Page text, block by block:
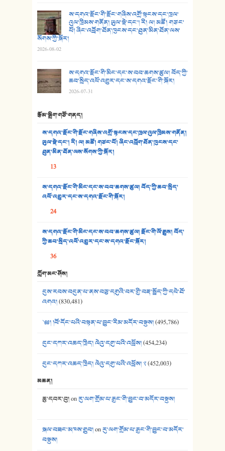
28. སྟོད་གཞས། - ཕན་ཐོག
31. ཕ་ཡུལ་ཡར་ཀླུང་།
33. འཛོམས་པའི་ལམ།
34. ཉི་མ་སེམས་ལ་ཞོག་དང་། - ཟླ་སྒྲོན།
36. ཟླ་གཞོན་སྙན་དབྱངས། - ཟླ་སྒྲོན།
38. ཡབ་ཡུམ། - ཟླ་སྒྲོན།
41. མཚན་ཚོགས་ཞབས་བྲོ་སྣ་མང་། - བོད་གཞས་ཕྱོགས་བསྒྲིགས།
ས་དགའ་རྫོང་གི་རྫོང་གཞིས་འགྲོ་སྟངས་དང་ཁྲལ་
འུལ་ཁྲིམས་གནོན། ཡུལ་སྡེ་དང་། རི། ལ། མཚོ། གཙང་
པོ། ཞིང་འབྲོག་ཐོན་ཁུངས་དང་ཐུན་མིན་ཐོན་ལས་
སོགས་ཀྱི་སྐོར།
2026-08-02
ས་དགའ་རྫོང་གི་མིང་དང་ས་བབ་ཆགས་ཚུལ། བོད་ཀྱི་
ཆབ་སྲིད་འཕོ་འགྱུར་དང་ས་དགའ་རྫོང་གི་སྐོར།
2026-07-31
རྩོམ་སྒྲིག་གཙོ་གནད།
ས་དགའ་རྫོང་གི་རྫོང་གཞིས་འགྲོ་སྟངས་དང་ཁྲལ་འུལ་ཁྲིམས་གནོན།
ཡུལ་སྡེ་དང་། རི། ལ། མཚོ། གཙང་པོ། ཞིང་འབྲོག་ཐོན་ཁུངས་དང་
ཐུན་མིན་ཐོན་ལས་སོགས་ཀྱི་སྐོར།
13
ས་དགའ་རྫོང་གི་མིང་དང་ས་བབ་ཆགས་ཚུལ། བོད་ཀྱི་ཆབ་སྲིད་
འཕོ་འགྱུར་དང་ས་དགའ་རྫོང་གི་སྐོར།
24
ས་དགའ་རྫོང་གི་མིང་དང་ས་བབ་ཆགས་ཚུལ། རྫོང་གི་ལོ་རྒྱུས། བོད་
ཀྱི་ཆབ་སྲིད་འཕོ་འགྱུར་དང་ས་དགའ་རྫོང་སྐོར།
36
ཀློག་མང་ཤོས།
དུས་རབས་བདུན་པ་ནས་བཅུ་དགུའི་བར་གྱི་བརྡ་སྤྲོད་ཀྱི་དཔེ་ཐོ་
འགའ།(830,481)
༄༅། །བོ་དོང་པའི་བསྟན་པ་བྱུང་རིམ་མདོར་བསྡུས།(495,786)
དུང་དཀར་འཆད་ཁྲིད། ལེའུ་དགུ་པའི་འཕྲོས།(454,234)
དུང་དཀར་འཆད་ཁྲིད། ལེའུ་དགུ་པའི་འཕྲོས། ༢(452,003)
མཆན།
ཆུ་དབར་བུ།onརུ་ལག་གྲོམ་པ་རྒྱང་གི་བྱུང་བ་མདོར་བསྡུས།
སྐལ་བཟང་མཁས་གྲུབ།onརུ་ལག་གྲོམ་པ་རྒྱང་གི་བྱུང་བ་མདོར་
བསྡུས།